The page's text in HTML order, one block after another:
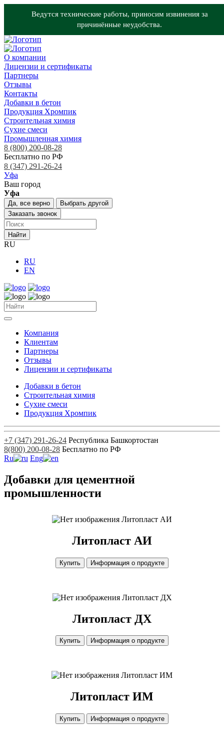
Ведутся технические работы, приносим извинения за
причинённые неудобства.
О компании
Лицензии и сертификаты
Партнеры
Отзывы
Контакты
Добавки в бетон
Продукция Хромпик
Строительная химия
Сухие смеси
Промышленная химия
8 (800) 200-08-28
Бесплатно по РФ
8 (347) 291-26-24
Уфа
Ваш город
Уфа
Да, все верно
Выбрать другой
Заказать звонок
Найти
RU
RU
EN
Компания
Клиентам
Партнеры
Отзывы
Лицензии и сертификаты
Добавки в бетон
Строительная химия
Сухие смеси
Продукция Хромпик
+7 (347) 291-26-24 Республика Башкортостан
8(800) 200-08-28 Бесплатно по РФ
Ru
Eng
Добавки для цементной
промышленности
Литопласт АИ
Литопласт АИ
Купить Информация о продукте
Литопласт ДХ
Литопласт ДХ
Купить Информация о продукте
Литопласт ИМ
Литопласт ИМ
Купить Информация о продукте